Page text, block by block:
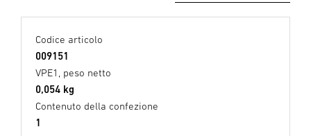
Codice articolo
009151
VPE1, peso netto
0,054 kg
Contenuto della confezione
1